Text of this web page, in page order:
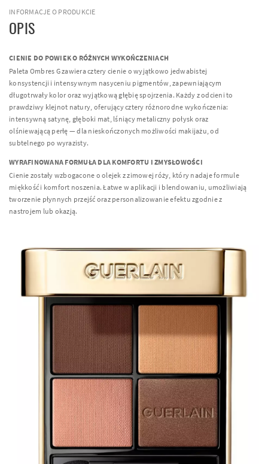
INFORMACJE O PRODUKCIE
OPIS
CIENIE DO POWIEKO RÓŻNYCH WYKOŃCZENIACH
Paleta Ombres G zawiera cztery cienie o wyjątkowo jedwabistej
konsystencji i intensywnym nasyceniu pigmentów, zapewniającym
długotrwały kolor oraz wyjątkową głębię spojrzenia. Każdy z odcieni to
prawdziwy klejnot natury, oferujący cztery różnorodne wykończenia:
intensywną satynę, głęboki mat, lśniący metaliczny połysk oraz
olśniewającą perłę — dla nieskończonych możliwości makijażu, od
subtelnego po wyrazisty.
WYRAFINOWANA FORMUŁA DLA KOMFORTU I ZMYSŁOWOŚCI
Cienie zostały wzbogacone o olejek z zimowej róży, który nadaje formule
miękkość i komfort noszenia. Łatwe w aplikacji i blendowaniu, umożliwiają
tworzenie płynnych przejść oraz personalizowanie efektu zgodnie z
nastrojem lub okazją.